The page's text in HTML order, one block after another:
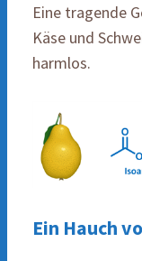
Eine tragende
Käse und
harmlos.
Ein Hauch